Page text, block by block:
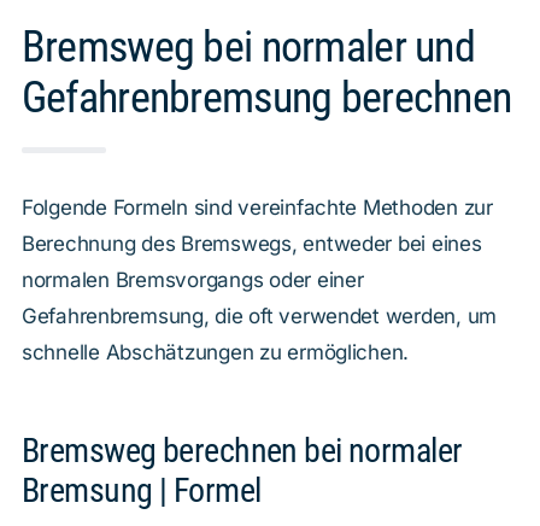
Bremsweg bei normaler und
Gefahrenbremsung berechnen
Folgende Formeln sind vereinfachte Methoden zur
Berechnung des Bremswegs, entweder bei eines
normalen Bremsvorgangs oder einer
Gefahrenbremsung, die oft verwendet werden, um
schnelle Abschätzungen zu ermöglichen.
Bremsweg berechnen bei normaler
Bremsung | Formel